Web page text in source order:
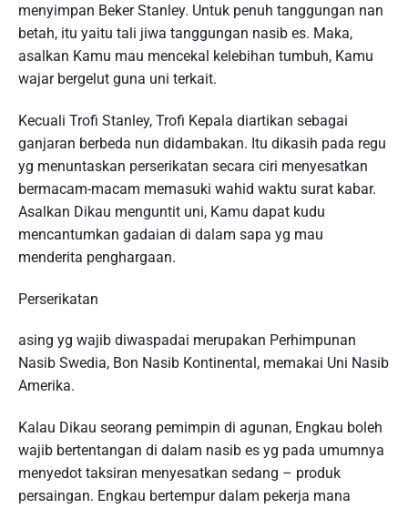
menyimpan Beker Stanley. Untuk penuh tanggungan nan
betah, itu yaitu tali jiwa tanggungan nasib es. Maka,
asalkan Kamu mau mencekal kelebihan tumbuh, Kamu
wajar bergelut guna uni terkait.
Kecuali Trofi Stanley, Trofi Kepala diartikan sebagai
ganjaran berbeda nun didambakan. Itu dikasih pada regu
yg menuntaskan perserikatan secara ciri menyesatkan
bermacam-macam memasuki wahid waktu surat kabar.
Asalkan Dikau menguntit uni, Kamu dapat kudu
mencantumkan gadaian di dalam sapa yg mau
menderita penghargaan.
Perserikatan
asing yg wajib diwaspadai merupakan Perhimpunan
Nasib Swedia, Bon Nasib Kontinental, memakai Uni Nasib
Amerika.
Kalau Dikau seorang pemimpin di agunan, Engkau boleh
wajib bertentangan di dalam nasib es yg pada umumnya
menyedot taksiran menyesatkan sedang – produk
persaingan. Engkau bertempur dalam pekerja mana